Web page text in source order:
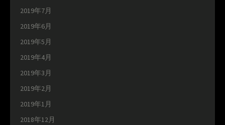
2019年7月
2019年6月
2019年5月
2019年4月
2019年3月
2019年2月
2019年1月
2018年12月